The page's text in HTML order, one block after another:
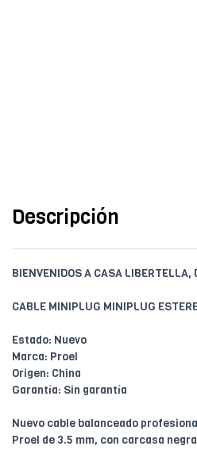
Descripción
BIENVENIDOS A CASA LIBERTELLA,
CABLE MINIPLUG MINIPLUG
Estado: Nuevo
Marca: Proel
Origen: China
Garantía: Sin garantía
Nuevo cable balanceado
Proel de 3.5 mm, con carcasa